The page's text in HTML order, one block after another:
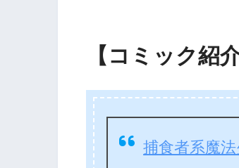
【コミック紹
捕食者系魔